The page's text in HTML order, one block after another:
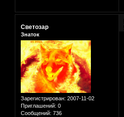
Светозар
Знаток
Зарегистрирован: 2007-11-02
Приглашений: 0
Сообщений: 736